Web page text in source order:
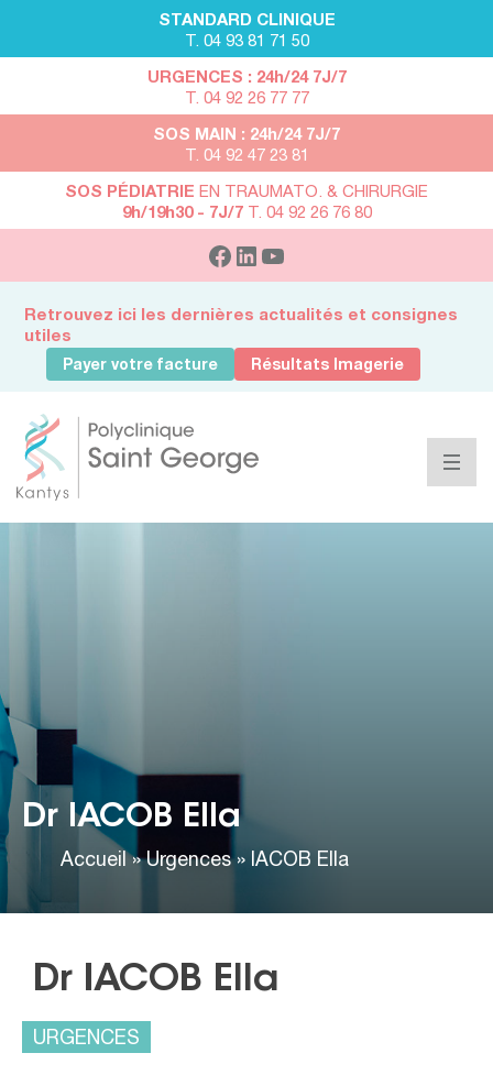
STANDARD CLINIQUE
T. 04 93 81 71 50
URGENCES : 24h/24 7J/7
T. 04 92 26 77 77
SOS MAIN : 24h/24 7J/7
T. 04 92 47 23 81
SOS PÉDIATRIE EN TRAUMATO. & CHIRURGIE
9h/19h30 - 7J/7T. 04 92 26 76 80
Retrouvez ici les dernières actualités et consignes
utiles
Payer votre facture Résultats Imagerie
Dr IACOB Ella
Accueil»Urgences» IACOB Ella
Dr IACOB Ella
URGENCES